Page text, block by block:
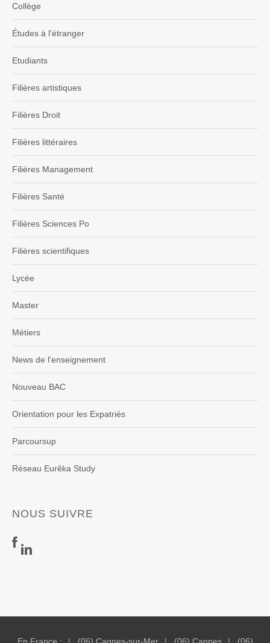
Collège
Études à l'étranger
Etudiants
Filières artistiques
Filières Droit
Filières littéraires
Filières Management
Filières Santé
Filières Sciences Po
Filières scientifiques
Lycée
Master
Métiers
News de l'enseignement
Nouveau BAC
Orientation pour les Expatriés
Parcoursup
Réseau Eurêka Study
NOUS SUIVRE
En France : (06) Cagnes-sur-Mer (06) Cannes (06)